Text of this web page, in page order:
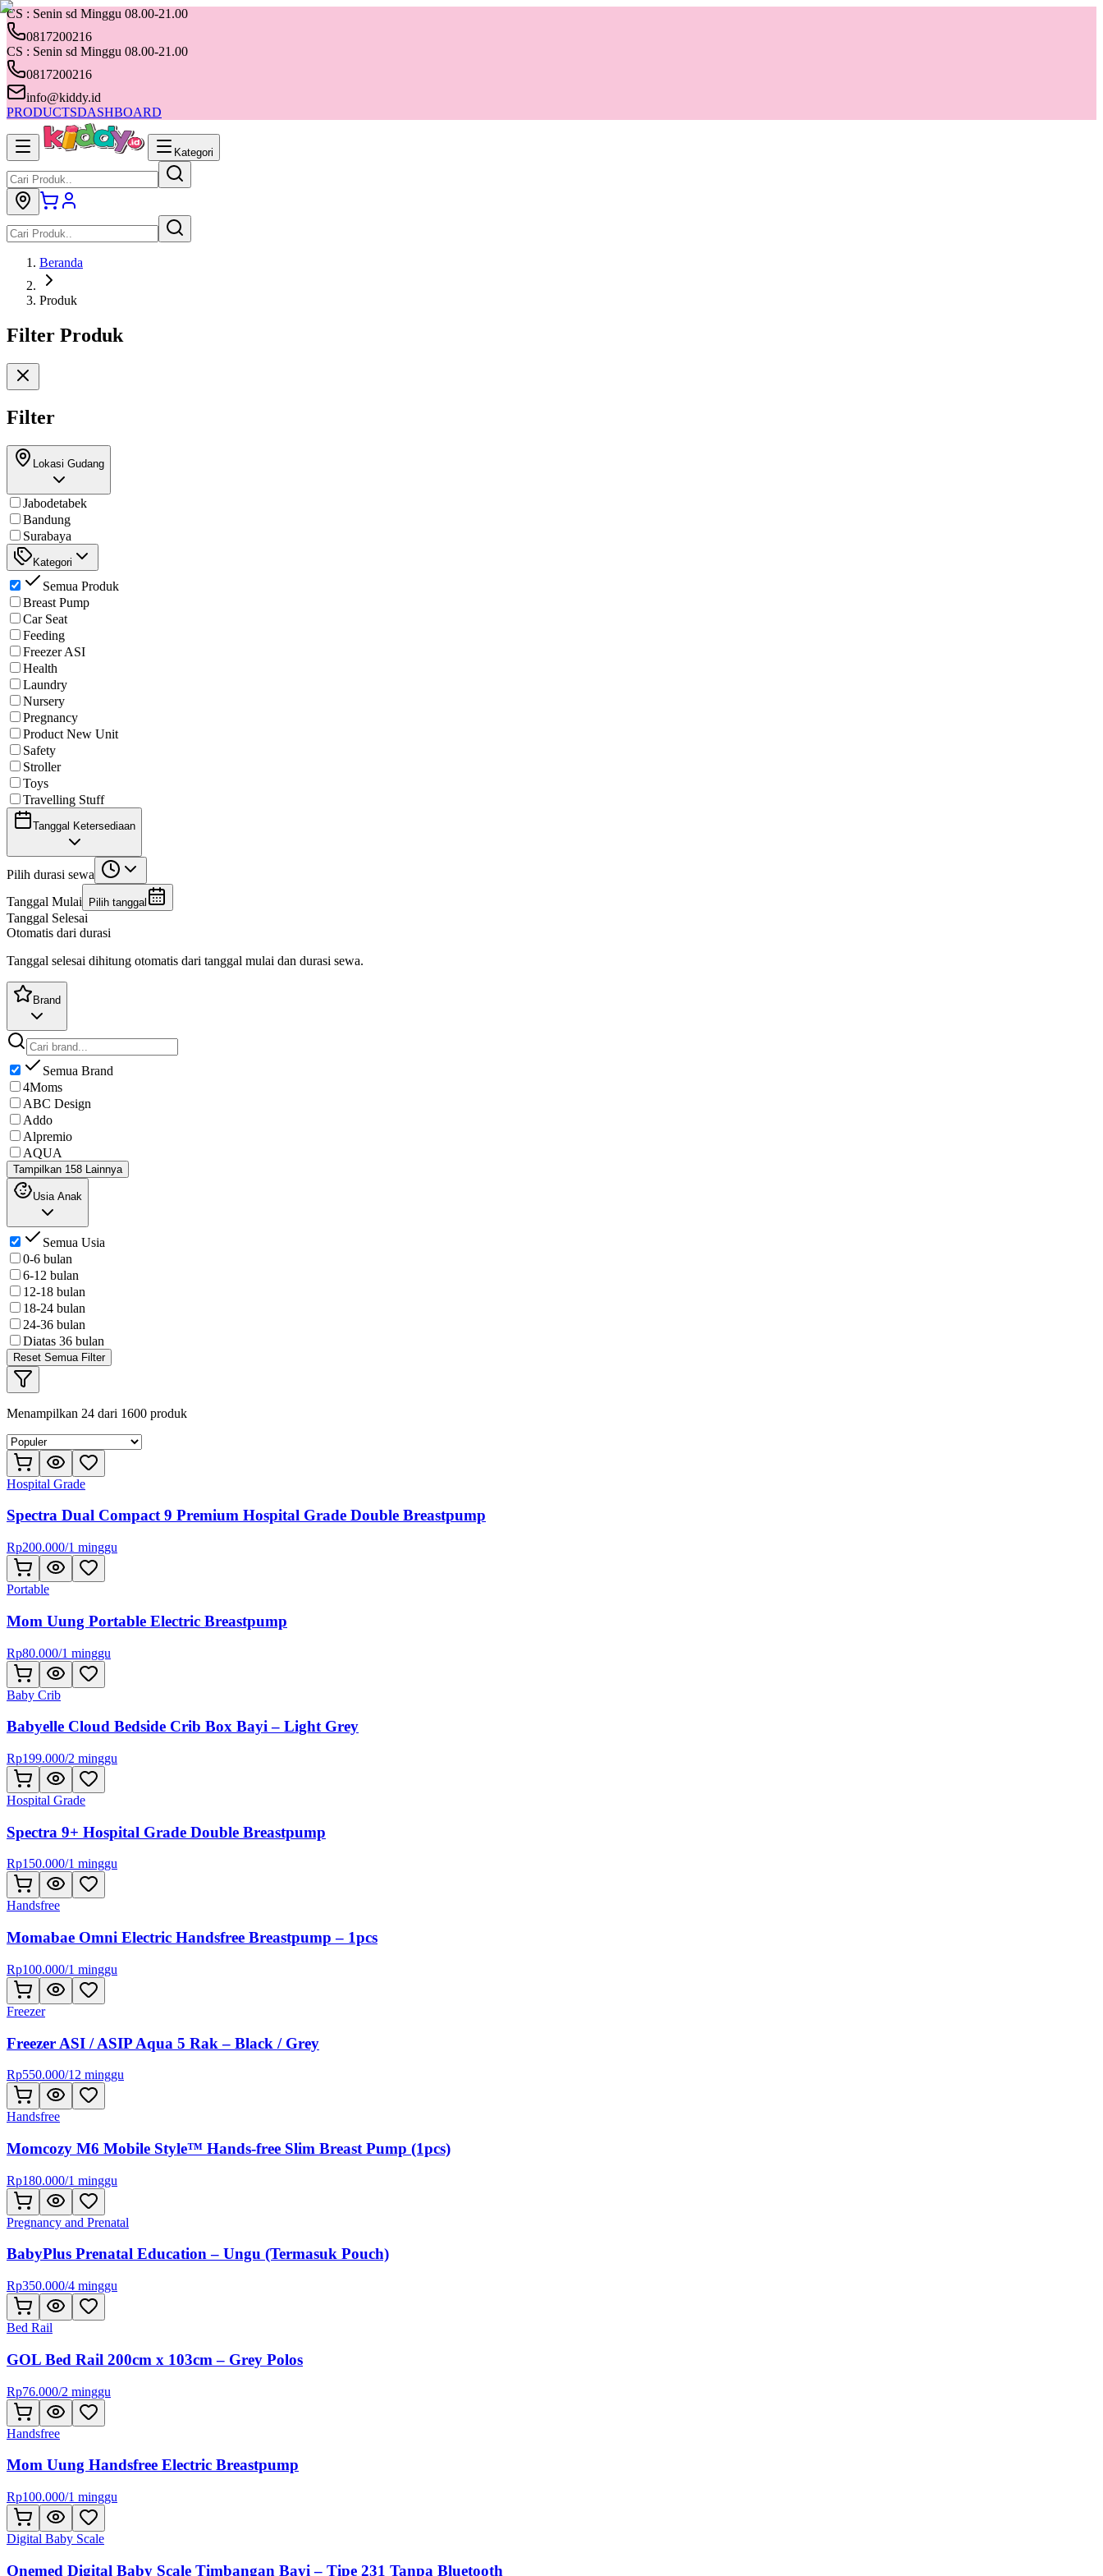
CS : Senin sd Minggu 08.00-21.00
0817200216
CS : Senin sd Minggu 08.00-21.00
0817200216
info@kiddy.id
PRODUCTSDASHBOARD
Kategori
Beranda
Produk
Filter Produk
Filter
Lokasi Gudang
Jabodetabek
Bandung
Surabaya
Kategori
Semua Produk
Breast Pump
Car Seat
Feeding
Freezer ASI
Health
Laundry
Nursery
Pregnancy
Product New Unit
Safety
Stroller
Toys
Travelling Stuff
Tanggal Ketersediaan
Pilih durasi sewa
Tanggal Mulai
Pilih tanggal
Tanggal Selesai
Otomatis dari durasi
Tanggal selesai dihitung otomatis dari tanggal mulai dan durasi sewa.
Brand
Semua Brand
4Moms
ABC Design
Addo
Alpremio
AQUA
Tampilkan 158 Lainnya
Usia Anak
Semua Usia
0-6 bulan
6-12 bulan
12-18 bulan
18-24 bulan
24-36 bulan
Diatas 36 bulan
Reset Semua Filter
Menampilkan 24 dari 1600 produk
Hospital Grade
Spectra Dual Compact 9 Premium Hospital Grade Double Breastpump
Rp200.000/1 minggu
Portable
Mom Uung Portable Electric Breastpump
Rp80.000/1 minggu
Baby Crib
Babyelle Cloud Bedside Crib Box Bayi – Light Grey
Rp199.000/2 minggu
Hospital Grade
Spectra 9+ Hospital Grade Double Breastpump
Rp150.000/1 minggu
Handsfree
Momabae Omni Electric Handsfree Breastpump – 1pcs
Rp100.000/1 minggu
Freezer
Freezer ASI / ASIP Aqua 5 Rak – Black / Grey
Rp550.000/12 minggu
Handsfree
Momcozy M6 Mobile Style™ Hands-free Slim Breast Pump (1pcs)
Rp180.000/1 minggu
Pregnancy and Prenatal
BabyPlus Prenatal Education – Ungu (Termasuk Pouch)
Rp350.000/4 minggu
Bed Rail
GOL Bed Rail 200cm x 103cm – Grey Polos
Rp76.000/2 minggu
Handsfree
Mom Uung Handsfree Electric Breastpump
Rp100.000/1 minggu
Digital Baby Scale
Onemed Digital Baby Scale Timbangan Bayi – Tipe 231 Tanpa Bluetooth